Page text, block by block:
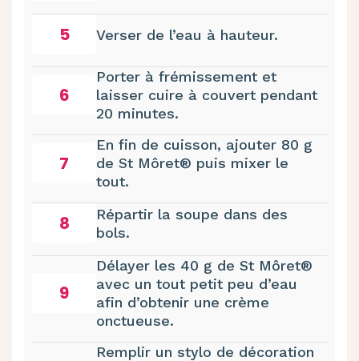
5 Verser de l’eau à hauteur.
6
Porter à frémissement et
laisser cuire à couvert pendant
20 minutes.
7
En fin de cuisson, ajouter 80 g
de St Môret® puis mixer le
tout.
8
Répartir la soupe dans des
bols.
9
Délayer les 40 g de St Môret®
avec un tout petit peu d’eau
afin d’obtenir une crème
onctueuse.
Remplir un stylo de décoration